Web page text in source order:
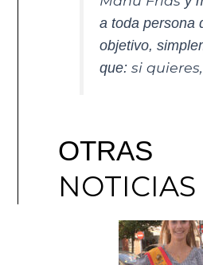
a toda persona
objetivo,
que:si
OTRAS
NOTICIAS